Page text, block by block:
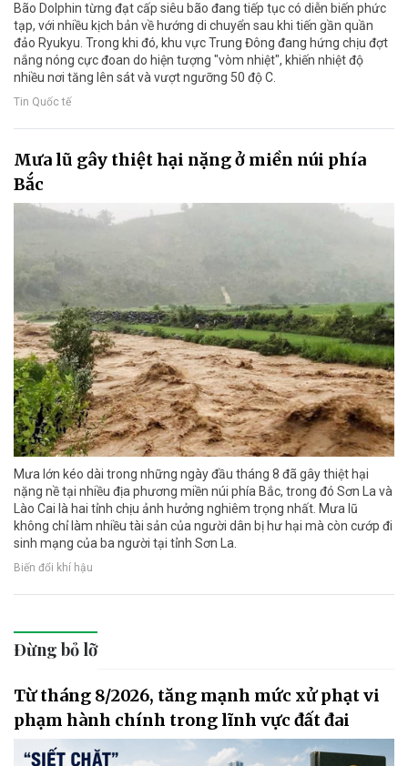
Bão Dolphin từng đạt cấp siêu bão đang tiếp tục có diễn biến phức
tạp, với nhiều kịch bản về hướng di chuyển sau khi tiến gần quần
đảo Ryukyu. Trong khi đó, khu vực Trung Đông đang hứng chịu đợt
nắng nóng cực đoan do hiện tượng "vòm nhiệt", khiến nhiệt độ
nhiều nơi tăng lên sát và vượt ngưỡng 50 độ C.
Tin Quốc tế
Mưa lũ gây thiệt hại nặng ở miền núi phía
Bắc
Mưa lớn kéo dài trong những ngày đầu tháng 8 đã gây thiệt hại
nặng nề tại nhiều địa phương miền núi phía Bắc, trong đó Sơn La và
Lào Cai là hai tỉnh chịu ảnh hưởng nghiêm trọng nhất. Mưa lũ
không chỉ làm nhiều tài sản của người dân bị hư hại mà còn cướp đi
sinh mạng của ba người tại tỉnh Sơn La.
Biến đổi khí hậu
Đừng bỏ lỡ
Từ tháng 8/2026, tăng mạnh mức xử phạt vi
phạm hành chính trong lĩnh vực đất đai